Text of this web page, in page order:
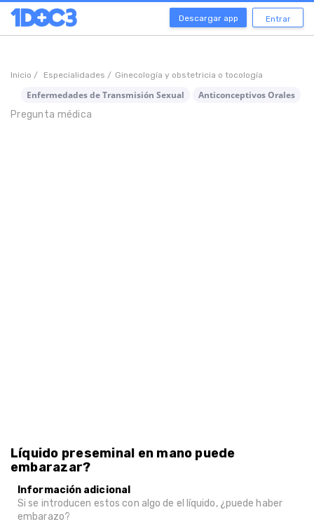
Descargar app Entrar
Inicio / Especialidades / Ginecología y obstetricia o tocología
Enfermedades de Transmisión Sexual Anticonceptivos Orales
Pregunta médica
Líquido preseminal en mano puede
embarazar?
Información adicional
Si se introducen estos con algo de el líquido, ¿puede haber
embarazo?